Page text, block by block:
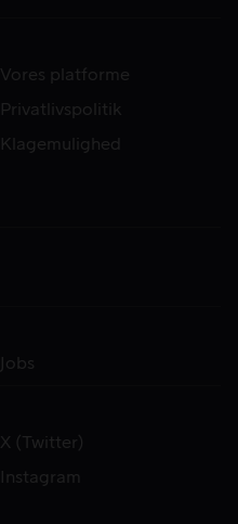
Vores platforme
Privatlivspolitik
Klagemulighed
Jobs
X (Twitter)
Instagram